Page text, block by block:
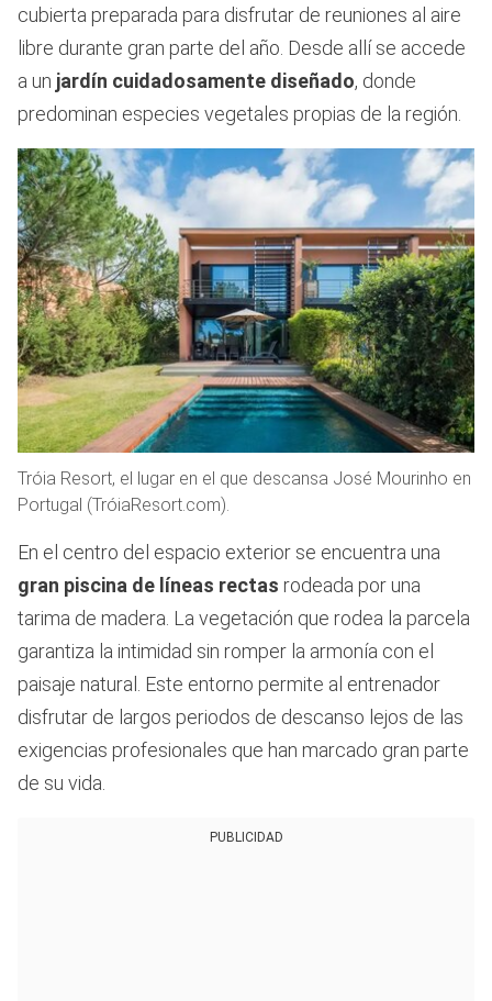
cubierta preparada para disfrutar de reuniones al aire
libre durante gran parte del año. Desde allí se accede
a un jardín cuidadosamente diseñado, donde
predominan especies vegetales propias de la región.
Tróia Resort, el lugar en el que descansa José Mourinho en
Portugal (TróiaResort.com).
En el centro del espacio exterior se encuentra una
gran piscina de líneas rectas rodeada por una
tarima de madera. La vegetación que rodea la parcela
garantiza la intimidad sin romper la armonía con el
paisaje natural. Este entorno permite al entrenador
disfrutar de largos periodos de descanso lejos de las
exigencias profesionales que han marcado gran parte
de su vida.
PUBLICIDAD